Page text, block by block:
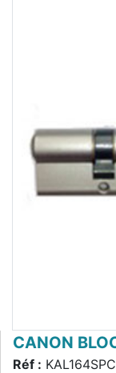
CANON
Réf :